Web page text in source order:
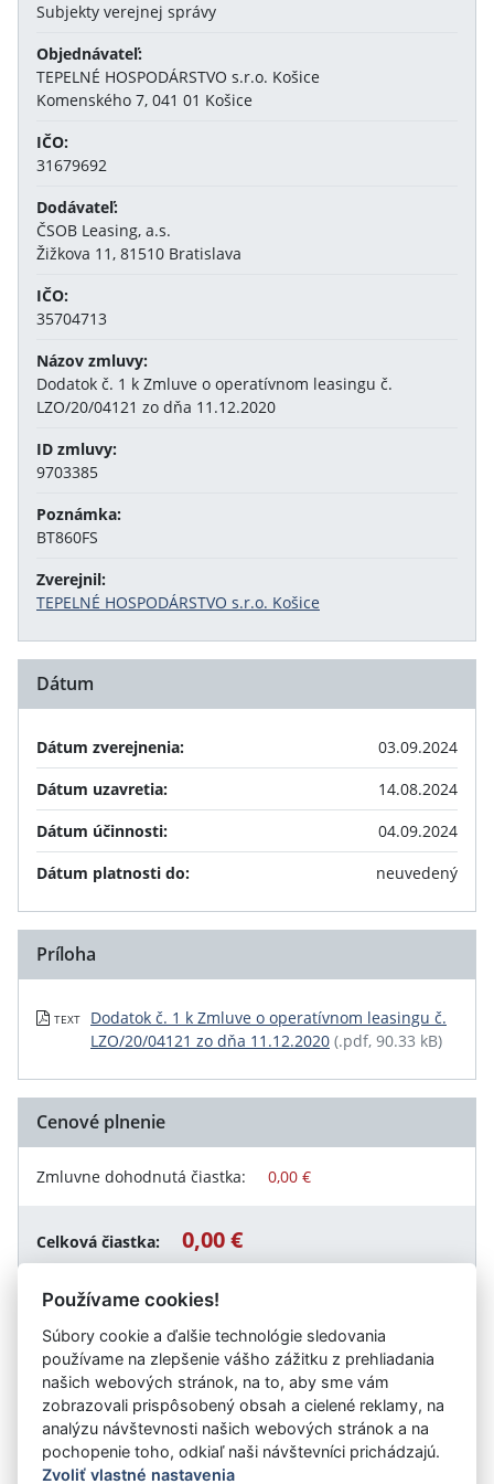
Subjekty verejnej správy
Objednávateľ:
TEPELNÉ HOSPODÁRSTVO s.r.o. Košice
Komenského 7, 041 01 Košice
IČO:
31679692
Dodávateľ:
ČSOB Leasing, a.s.
Žižkova 11, 81510 Bratislava
IČO:
35704713
Názov zmluvy:
Dodatok č. 1 k Zmluve o operatívnom leasingu č.
LZO/20/04121 zo dňa 11.12.2020
ID zmluvy:
9703385
Poznámka:
BT860FS
Zverejnil:
TEPELNÉ HOSPODÁRSTVO s.r.o. Košice
Dátum
Dátum zverejnenia:
03.09.2024
Dátum uzavretia:
14.08.2024
Dátum účinnosti:
04.09.2024
Dátum platnosti do:
neuvedený
Príloha
TEXT
Dodatok č. 1 k Zmluve o operatívnom leasingu č.
LZO/20/04121 zo dňa 11.12.2020 (.pdf, 90.33 kB)
Cenové plnenie
Zmluvne dohodnutá čiastka: 0,00 €
Celková čiastka: 0,00 €
Návrat späť
Vystavil:TEPELNÉ HOSPODÁRSTVO s.r.o. Košice
Používame cookies!
Súbory cookie a ďalšie technológie sledovania
používame na zlepšenie vášho zážitku z prehliadania
našich webových stránok, na to, aby sme vám
zobrazovali prispôsobený obsah a cielené reklamy, na
analýzu návštevnosti našich webových stránok a na
pochopenie toho, odkiaľ naši návštevníci prichádzajú.
Zvoliť vlastné nastavenia